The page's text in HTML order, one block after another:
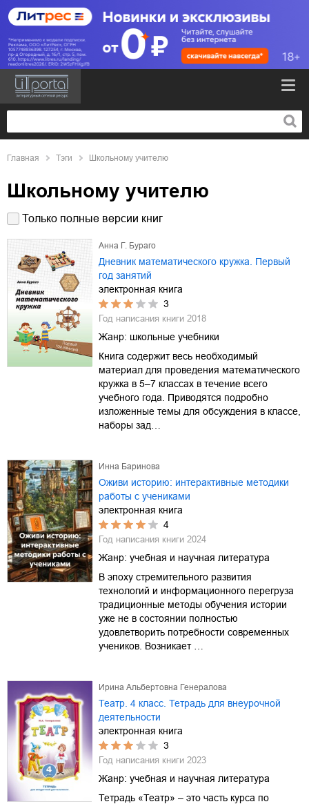
Главная Тэги Школьному учителю
Школьному учителю
Только полные версии книг
Анна Г. Бураго
Дневник математического кружка. Первый
год занятий
электронная книга
3
Год написания книги 2018
Жанр: школьные учебники
Книга содержит весь необходимый
материал для проведения математического
кружка в 5–7 классах в течение всего
учебного года. Приводятся подробно
изложенные темы для обсуждения в классе,
наборы зад…
Инна Баринова
Оживи историю: интерактивные методики
работы с учениками
электронная книга
4
Год написания книги 2024
Жанр: учебная и научная литература
В эпоху стремительного развития
технологий и информационного перегруза
традиционные методы обучения истории
уже не в состоянии полностью
удовлетворить потребности современных
учеников. Возникает …
Ирина Альбертовна Генералова
Театр. 4 класс. Тетрадь для внеурочной
деятельности
электронная книга
3
Год написания книги 2023
Жанр: учебная и научная литература
Тетрадь «Театр» – это часть курса по